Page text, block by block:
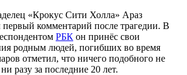
«Крокус Сити Холла» Араз
первый комментарий после трагедии. В
РБК он принёс свои
родным людей, погибших во время
отметил, что ничего подобного не
разу за последние 20 лет.